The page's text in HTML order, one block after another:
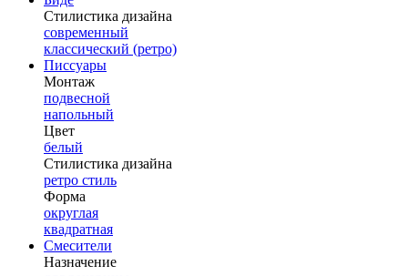
Стилистика дизайна
современный
классический (ретро)
Писсуары
Монтаж
подвесной
напольный
Цвет
белый
Стилистика дизайна
ретро стиль
Форма
округлая
квадратная
Смесители
Назначение